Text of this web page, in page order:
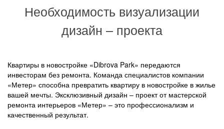
Необходимость визуализации
дизайн – проекта
Квартиры в новостройке «Dibrova Park» передаются
инвесторам без ремонта. Команда специалистов компании
«Метер» способна превратить квартиру в новостройке в жилье
вашей мечты. Эксклюзивный дизайн – проект от мастерской
ремонта интерьеров «Метер» – это профессионализм и
качественный результат.